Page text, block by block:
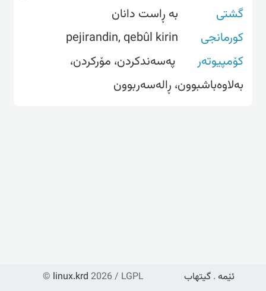
گشتی
بە ڕاست دانان
کورمانجی
pejirandin, qebûl kirin
کۆمپیوتەر
په‌سه‌ندکردن، مۆرکردن،
به‌لاوه‌باشبوون، ڕاله‌سه‌ربوون
© linux.krd 2026 / LGPL ئێمە . گیتهاب